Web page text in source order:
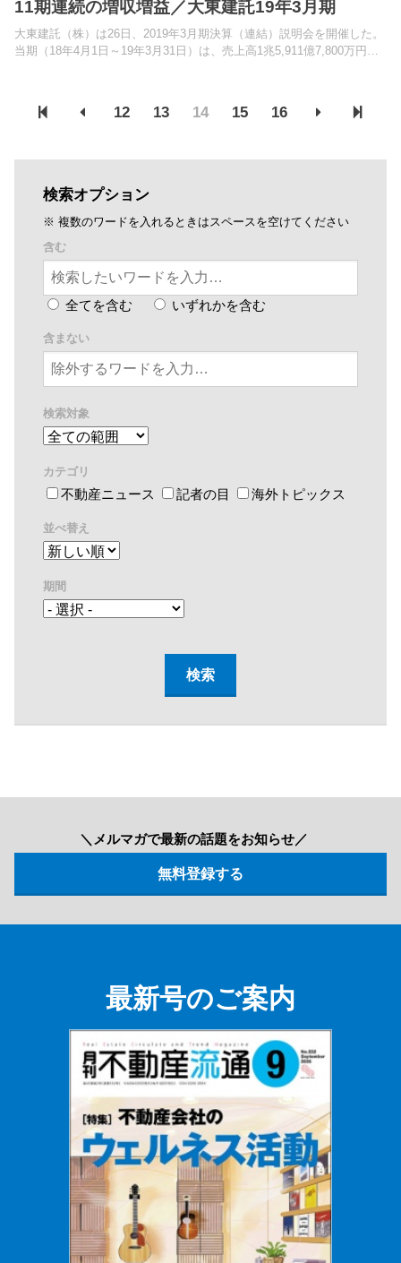
11期連続の増収増益／大東建託19年3月期
大東建託（株）は26日、2019年3月期決算（連結）説明会を開催した。
当期（18年4月1日～19年3月31日）は、売上高1兆5,911億7,800万円
12 13 14 15 16
検索オプション
※ 複数のワードを入れるときはスペースを空けてください
含む
全てを含む いずれかを含む
含まない
検索対象
カテゴリ
不動産ニュース 記者の目 海外トピックス
並べ替え
期間
＼メルマガで最新の話題をお知らせ／
最新号のご案内